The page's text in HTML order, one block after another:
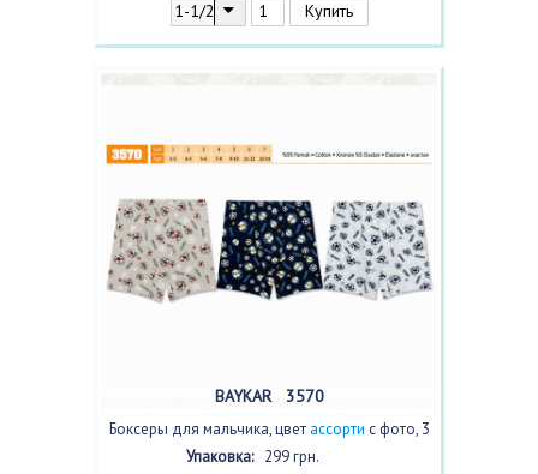
BAYKAR 3570
Боксеры для мальчика, цвет ассорти с фото, 3
шт.
Упаковка: 299 грн.